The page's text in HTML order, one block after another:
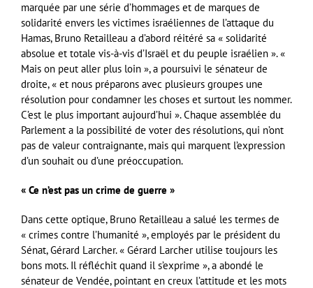
marquée par une série d’hommages et de marques de
solidarité envers les victimes israéliennes de l’attaque du
Hamas, Bruno Retailleau a d’abord réitéré sa « solidarité
absolue et totale vis-à-vis d’Israël et du peuple israélien ». «
Mais on peut aller plus loin », a poursuivi le sénateur de
droite, « et nous préparons avec plusieurs groupes une
résolution pour condamner les choses et surtout les nommer.
C’est le plus important aujourd’hui ». Chaque assemblée du
Parlement a la possibilité de voter des résolutions, qui n’ont
pas de valeur contraignante, mais qui marquent l’expression
d’un souhait ou d’une préoccupation.
« Ce n’est pas un crime de guerre »
Dans cette optique, Bruno Retailleau a salué les termes de
« crimes contre l’humanité », employés par le président du
Sénat, Gérard Larcher. « Gérard Larcher utilise toujours les
bons mots. Il réfléchit quand il s’exprime », a abondé le
sénateur de Vendée, pointant en creux l’attitude et les mots